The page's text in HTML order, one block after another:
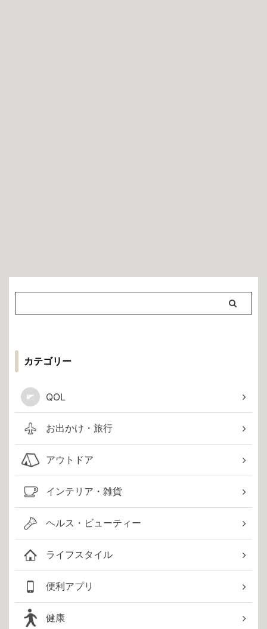
カテゴリー
QOL
お出かけ・旅行
アウトドア
インテリア・雑貨
ヘルス・ビューティー
ライフスタイル
便利アプリ
健康